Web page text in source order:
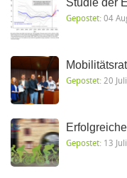
Studie der
Gepostet:04
Gepostet: 20
Gepostet: 13